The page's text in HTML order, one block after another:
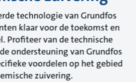
technologie van Grundfos
klaar voor de toekomst en
Profiteer van de technische
ondersteuning van Grundfos
voordelen op het gebied
zuivering.